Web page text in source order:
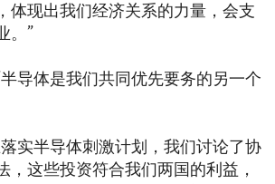
体现出我们经济关系的力量，会支
。”
导体是我们共同优先要务的另一个
实半导体刺激计划，我们讨论了协
，这些投资符合我们两国的利益，